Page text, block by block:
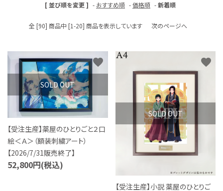
アイドル・タレント
ロト・ナンバーズ書籍・グッズ
ご利用ガイド
プライバシーポリシー
特定商取引法について
[ 並び順を変更 ] - おすすめ順 -価格順 -新着順
全 [90] 商品中 [1-20] 商品を表示しています 次のページへ
SOLD OUT
【受注生産】薬屋のひとりごと２口
絵＜Ａ＞（額装刺繍アート）
【2026/7/31販売終了】
52,800円(税込)
favorite
SOLD OUT
【受注生産】小説 薬屋のひとりご
favorite